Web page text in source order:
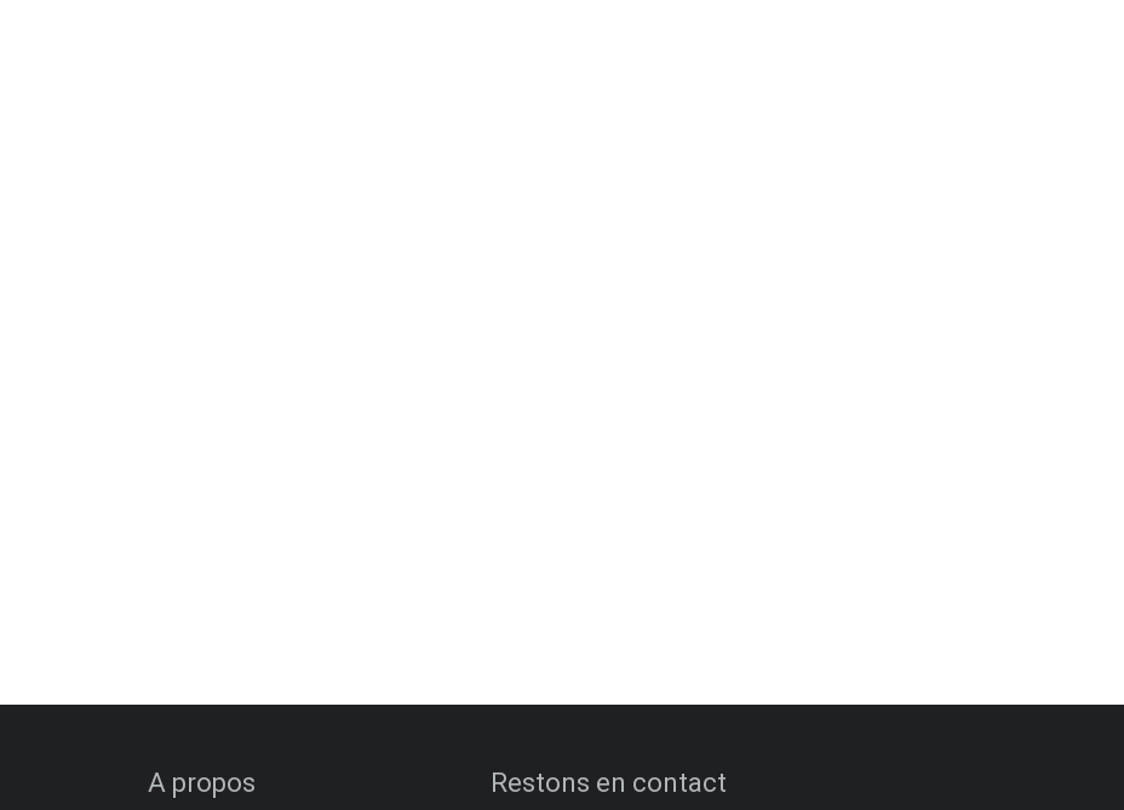
A propos Restons en contact